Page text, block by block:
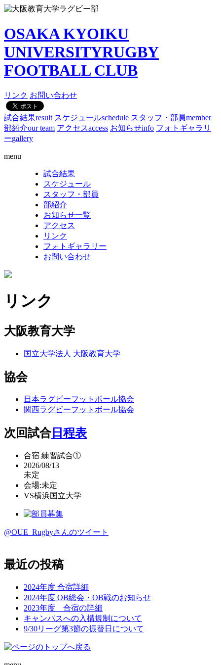
OSAKA KYOIKU
UNIVERSITYRUGBY
FOOTBALL CLUB
リンク お問い合わせ
試合結果result スケジュールschedule スタッフ・部員member
部紹介our team アクセスaccess お知らせinfo フォトギャラリ
ーgallery
menu
試合結果
スケジュール
スタッフ・部員
部紹介
お知らせ一覧
アクセス
リンク
フォトギャラリー
お問い合わせ
リンク
大阪教育大学
国立大学法人 大阪教育大学
協会
日本ラグビーフットボール協会
関西ラグビーフットボール協会
次回試合日程表
合宿 練習試合①
2026/08/13
未定
会場:未定
VS横浜国立大学
@OUE_Rugbyさんのツイート
最近の投稿
2024年度 合宿詳細
2024年度 OB総会・OB戦のお知らせ
2023年度 合宿の詳細
キャンパスへの入構規制について
9/30リーグ第3節の振替日について